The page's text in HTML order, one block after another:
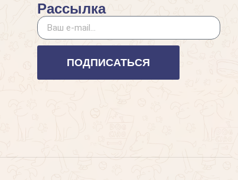
Рассылка
ПОДПИСАТЬСЯ